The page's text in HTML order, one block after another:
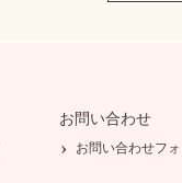
お問い合わせ
お問い合わせフ